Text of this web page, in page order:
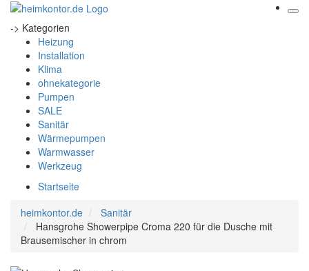
-> Kategorien
Heizung
Installation
Klima
ohnekategorie
Pumpen
SALE
Sanitär
Wärmepumpen
Warmwasser
Werkzeug
Startseite
heimkontor.de
Sanitär
Hansgrohe Showerpipe Croma 220 für die Dusche mit
Brausemischer in chrom